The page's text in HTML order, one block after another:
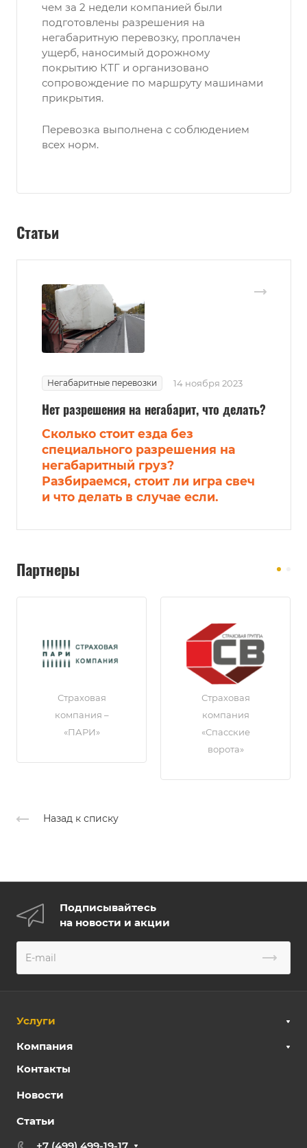
чем за 2 недели компанией были
подготовлены разрешения на
негабаритную перевозку, проплачен
ущерб, наносимый дорожному
покрытию КТГ и организовано
сопровождение по маршруту машинами
прикрытия.
Перевозка выполнена с соблюдением
всех норм.
Статьи
Негабаритные перевозки 14 ноября 2023
Нет разрешения на негабарит, что делать?
Сколько стоит езда без
специального разрешения на
негабаритный груз?
Разбираемся, стоит ли игра свеч
и что делать в случае если.
Партнеры
Страховая
компания –
«ПАРИ»
Страховая
компания
«Спасские
ворота»
Назад к списку
Подписывайтесь
на новости и акции
Услуги
Компания
Контакты
Новости
Статьи